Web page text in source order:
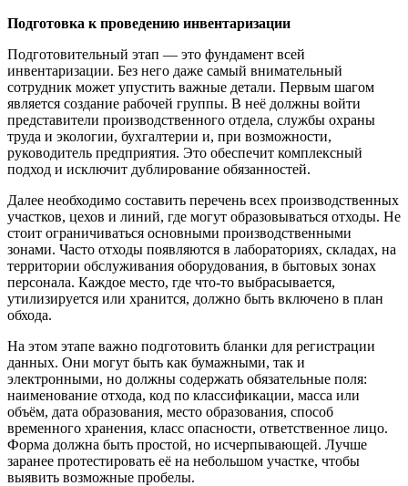
Подготовка к проведению инвентаризации
Подготовительный этап — это фундамент всей
инвентаризации. Без него даже самый внимательный
сотрудник может упустить важные детали. Первым шагом
является создание рабочей группы. В неё должны войти
представители производственного отдела, службы охраны
труда и экологии, бухгалтерии и, при возможности,
руководитель предприятия. Это обеспечит комплексный
подход и исключит дублирование обязанностей.
Далее необходимо составить перечень всех производственных
участков, цехов и линий, где могут образовываться отходы. Не
стоит ограничиваться основными производственными
зонами. Часто отходы появляются в лабораториях, складах, на
территории обслуживания оборудования, в бытовых зонах
персонала. Каждое место, где что-то выбрасывается,
утилизируется или хранится, должно быть включено в план
обхода.
На этом этапе важно подготовить бланки для регистрации
данных. Они могут быть как бумажными, так и
электронными, но должны содержать обязательные поля:
наименование отхода, код по классификации, масса или
объём, дата образования, место образования, способ
временного хранения, класс опасности, ответственное лицо.
Форма должна быть простой, но исчерпывающей. Лучше
заранее протестировать её на небольшом участке, чтобы
выявить возможные пробелы.